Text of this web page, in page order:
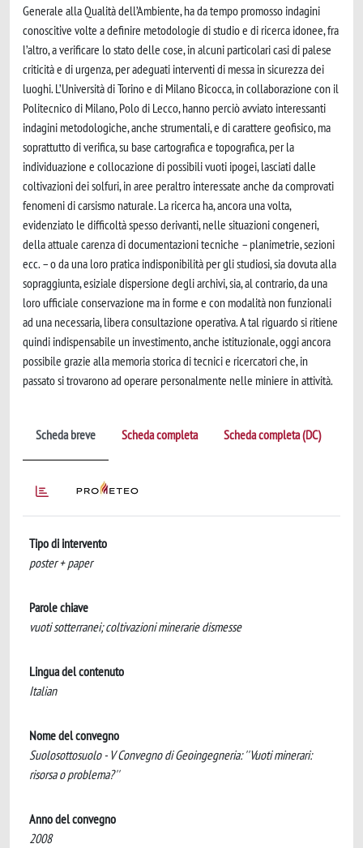
Generale alla Qualità dell’Ambiente, ha da tempo promosso indagini
conoscitive volte a definire metodologie di studio e di ricerca idonee, fra
l’altro, a verificare lo stato delle cose, in alcuni particolari casi di palese
criticità e di urgenza, per adeguati interventi di messa in sicurezza dei
luoghi. L’Università di Torino e di Milano Bicocca, in collaborazione con il
Politecnico di Milano, Polo di Lecco, hanno perciò avviato interessanti
indagini metodologiche, anche strumentali, e di carattere geofisico, ma
soprattutto di verifica, su base cartografica e topografica, per la
individuazione e collocazione di possibili vuoti ipogei, lasciati dalle
coltivazioni dei solfuri, in aree peraltro interessate anche da comprovati
fenomeni di carsismo naturale. La ricerca ha, ancora una volta,
evidenziato le difficoltà spesso derivanti, nelle situazioni congeneri,
della attuale carenza di documentazioni tecniche – planimetrie, sezioni
ecc. – o da una loro pratica indisponibilità per gli studiosi, sia dovuta alla
sopraggiunta, esiziale dispersione degli archivi, sia, al contrario, da una
loro ufficiale conservazione ma in forme e con modalità non funzionali
ad una necessaria, libera consultazione operativa. A tal riguardo si ritiene
quindi indispensabile un investimento, anche istituzionale, oggi ancora
possibile grazie alla memoria storica di tecnici e ricercatori che, in
passato si trovarono ad operare personalmente nelle miniere in attività.
Scheda breve Scheda completa Scheda completa (DC)
Tipo di intervento
poster + paper
Parole chiave
vuoti sotterranei; coltivazioni minerarie dismesse
Lingua del contenuto
Italian
Nome del convegno
Suolosottosuolo - V Convegno di Geoingegneria: ''Vuoti minerari:
risorsa o problema?''
Anno del convegno
2008